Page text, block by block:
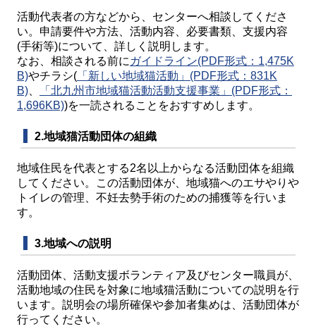
活動代表者の方などから、センターへ相談してくださ
い。申請要件や方法、活動内容、必要書類、支援内容
(手術等)について、詳しく説明します。
なお、相談される前に ガイドライン(PDF形式：1,475K
B)やチラシ( 「新しい地域猫活動」(PDF形式：831K
B)
「北九州市地域猫活動活動支援事業」(PDF形式：
1,696KB))を一読されることをおすすめします。
2.地域猫活動団体の組織
地域住民を代表とする2名以上からなる活動団体を組織
してください。この活動団体が、地域猫へのエサやりや
トイレの管理、不妊去勢手術のための捕獲等を行いま
す。
3.地域への説明
活動団体、活動支援ボランティア及びセンター職員が、
活動地域の住民を対象に地域猫活動についての説明を行
います。説明会の場所確保や参加者集めは、活動団体が
行ってください。